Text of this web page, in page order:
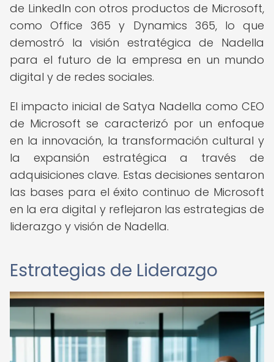
de LinkedIn con otros productos de Microsoft,
como Office 365 y Dynamics 365, lo que
demostró la visión estratégica de Nadella
para el futuro de la empresa en un mundo
digital y de redes sociales.
El impacto inicial de Satya Nadella como CEO
de Microsoft se caracterizó por un enfoque
en la innovación, la transformación cultural y
la expansión estratégica a través de
adquisiciones clave. Estas decisiones sentaron
las bases para el éxito continuo de Microsoft
en la era digital y reflejaron las estrategias de
liderazgo y visión de Nadella.
Estrategias de Liderazgo